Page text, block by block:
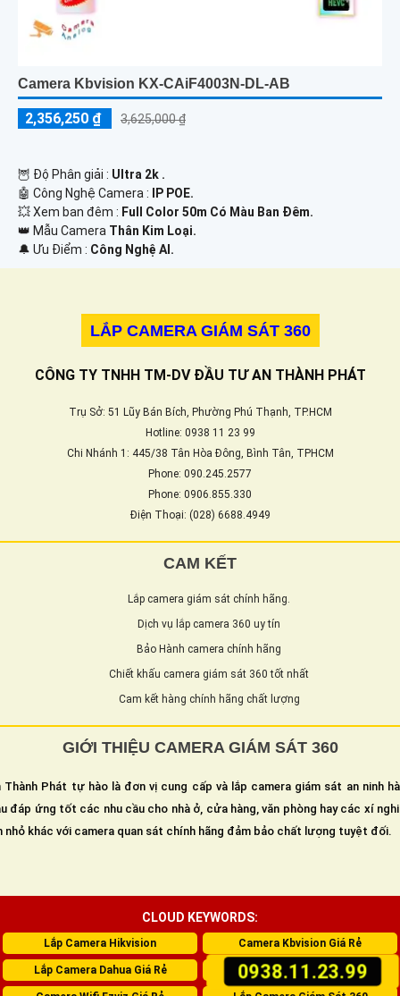
0938.11.23.99
Camera Kbvision KX-CAiF4003N-DL-AB
2,356,250 ₫ 3,625,000 ₫
🦉 Độ Phân giải : Ultra 2k .
🤖️ Công Nghệ Camera :
IP POE.
💥 Xem ban đêm : Full Color 50m Có Màu Ban Đêm.
👑 Mẫu Camera Thân Kim Loại.
️🔔 Ưu Điểm : Công Nghệ AI.
LẮP CAMERA GIÁM SÁT 360
CÔNG TY TNHH TM-DV ĐẦU TƯ AN THÀNH PHÁT
Trụ Sở: 51 Lũy Bán Bích, Phường Phú Thạnh, TP.HCM
Hotline: 0938 11 23 99
Chi Nhánh 1: 445/38 Tân Hòa Đông, Bình Tân, TPHCM
Phone: 090.245.2577
Phone: 0906.855.330
Điện Thoại: (028) 6688.4949
CAM KẾT
Lắp camera giám sát chính hãng.
Dịch vụ lắp camera 360 uy tín
Bảo Hành camera chính hãng
Chiết khấu camera giám sát 360 tốt nhất
Cam kết hàng chính hãng chất lượng
GIỚI THIỆU CAMERA GIÁM SÁT 360
Thành Phát tự hào là đơn vị cung cấp và lắp camera giám sát an ninh
đáp ứng tốt các nhu cầu cho nhà ở, cửa hàng, văn phòng hay các xí
nhỏ khác với camera quan sát chính hãng đảm bảo chất lượng tuyệt đối.
CLOUD KEYWORDS:
Lắp Camera Hikvision Camera Kbvision Giá Rẻ
Lắp Camera Dahua Giá Rẻ Lắp Camera Wifi Imou